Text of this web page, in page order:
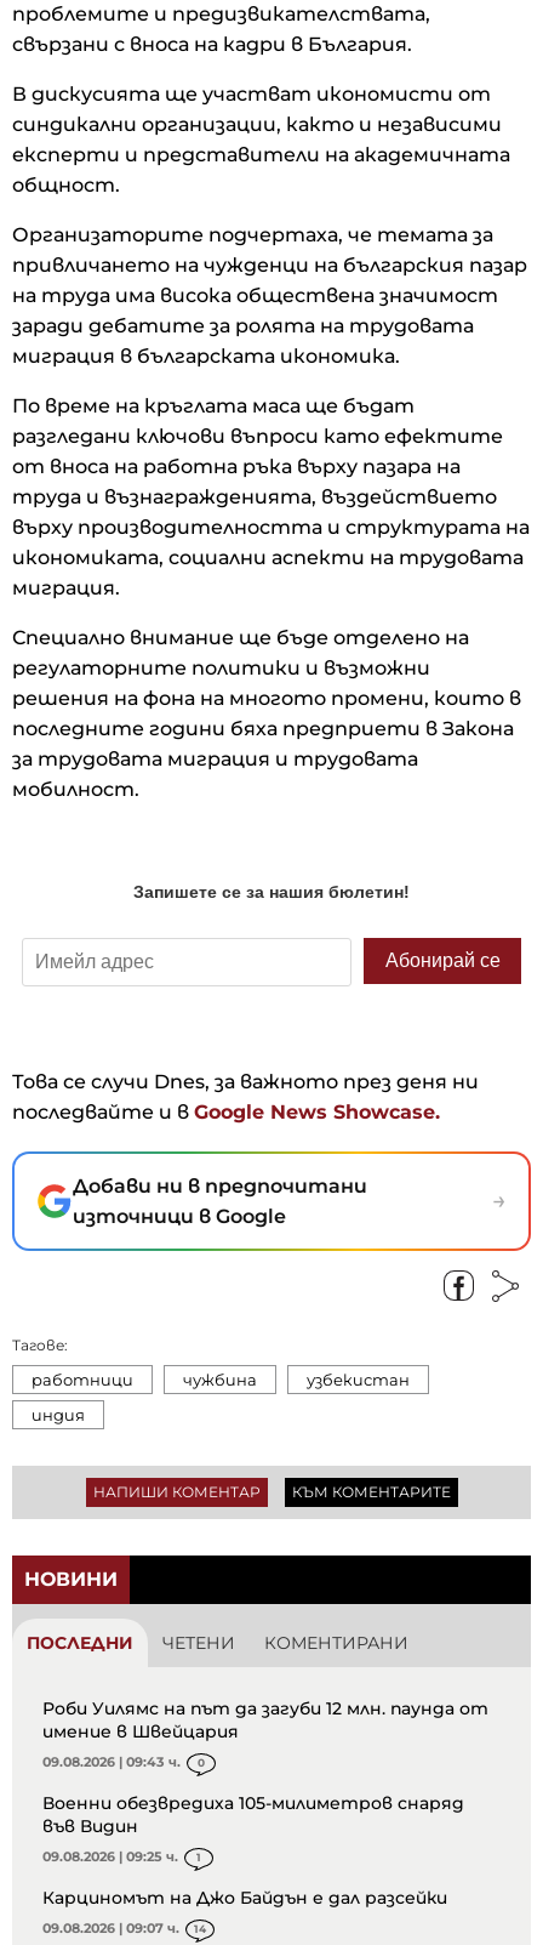
проблемите и предизвикателствата,
свързани с вноса на кадри в България.
В дискусията ще участват икономисти от
синдикални организации, както и независими
експерти и представители на академичната
общност.
Организаторите подчертаха, че темата за
привличането на чужденци на българския пазар
на труда има висока обществена значимост
заради дебатите за ролята на трудовата
миграция в българската икономика.
По време на кръглата маса ще бъдат
разгледани ключови въпроси като ефектите
от вноса на работна ръка върху пазара на
труда и възнагражденията, въздействието
върху производителността и структурата на
икономиката, социални аспекти на трудовата
миграция.
Специално внимание ще бъде отделено на
регулаторните политики и възможни
решения на фона на многото промени, които в
последните години бяха предприети в Закона
за трудовата миграция и трудовата
мобилност.
Това се случи Dnes, за важното през деня ни
последвайте и в Google News Showcase.
Добави ни в предпочитани
източници в Google
→
Тагове:
работници чужбина
узбекистан
индия
НАПИШИ КОМЕНТАР КЪМ КОМЕНТАРИТЕ
НОВИНИ
ПОСЛЕДНИ ЧЕТЕНИ КОМЕНТИРАНИ
Роби Уилямс на път да загуби 12 млн. паунда от
имение в Швейцария
09.08.2026 | 09:43 ч. 0
Военни обезвредиха 105-милиметров снаряд
във Видин
09.08.2026 | 09:25 ч. 1
Карциномът на Джо Байдън е дал разсейки
09.08.2026 | 09:07 ч. 14